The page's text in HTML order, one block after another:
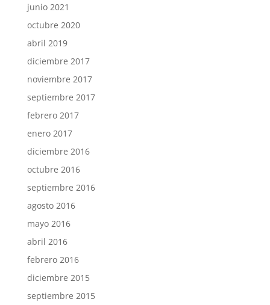
junio 2021
octubre 2020
abril 2019
diciembre 2017
noviembre 2017
septiembre 2017
febrero 2017
enero 2017
diciembre 2016
octubre 2016
septiembre 2016
agosto 2016
mayo 2016
abril 2016
febrero 2016
diciembre 2015
septiembre 2015